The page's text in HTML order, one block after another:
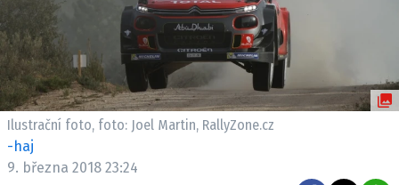
TECHNIKA
EKONOMIKA
ČESKÝ TRH
TUNING
PROFI
Ilustrační foto, foto: Joel Martin, RallyZone.cz
-haj
9. března 2018 23:24